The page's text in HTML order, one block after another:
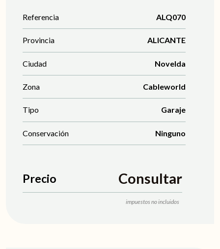
Referencia ALQ070
Provincia ALICANTE
Ciudad Novelda
Zona Cableworld
Tipo Garaje
Conservación Ninguno
Precio Consultar